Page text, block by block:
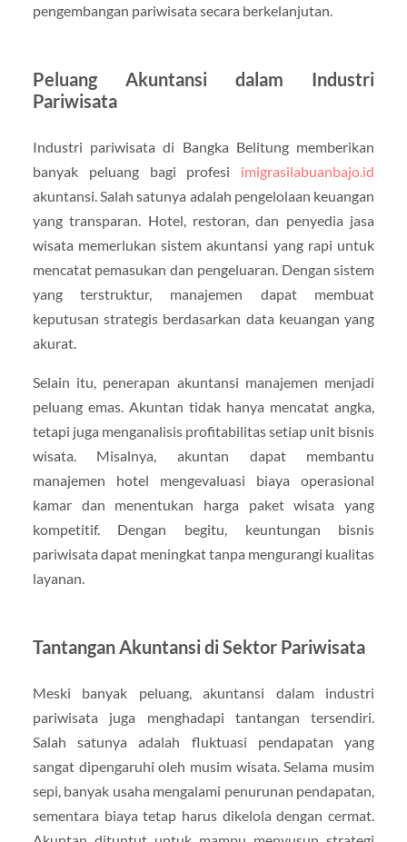
pengembangan pariwisata secara berkelanjutan.
Peluang Akuntansi dalam Industri
Pariwisata
Industri pariwisata di Bangka Belitung memberikan
banyak peluang bagi profesi imigrasilabuanbajo.id
akuntansi. Salah satunya adalah pengelolaan keuangan
yang transparan. Hotel, restoran, dan penyedia jasa
wisata memerlukan sistem akuntansi yang rapi untuk
mencatat pemasukan dan pengeluaran. Dengan sistem
yang terstruktur, manajemen dapat membuat
keputusan strategis berdasarkan data keuangan yang
akurat.
Selain itu, penerapan akuntansi manajemen menjadi
peluang emas. Akuntan tidak hanya mencatat angka,
tetapi juga menganalisis profitabilitas setiap unit bisnis
wisata. Misalnya, akuntan dapat membantu
manajemen hotel mengevaluasi biaya operasional
kamar dan menentukan harga paket wisata yang
kompetitif. Dengan begitu, keuntungan bisnis
pariwisata dapat meningkat tanpa mengurangi kualitas
layanan.
Tantangan Akuntansi di Sektor Pariwisata
Meski banyak peluang, akuntansi dalam industri
pariwisata juga menghadapi tantangan tersendiri.
Salah satunya adalah fluktuasi pendapatan yang
sangat dipengaruhi oleh musim wisata. Selama musim
sepi, banyak usaha mengalami penurunan pendapatan,
sementara biaya tetap harus dikelola dengan cermat.